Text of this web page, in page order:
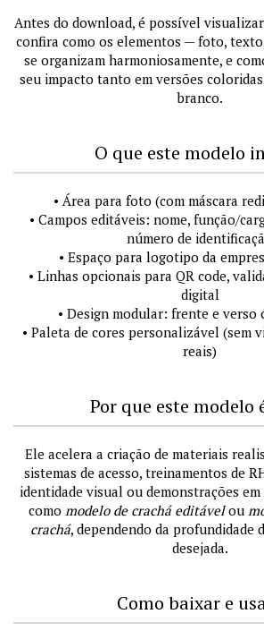
Antes do download, é possível
confira como os elementos — foto,
se organizam harmoniosamente, e
seu impacto tanto em versões
branco.
O que este modelo
• Área para foto (com máscara
• Campos editáveis: nome, função/
número de
• Espaço para logotipo da
• Linhas opcionais para QR code,
digital
• Design modular: frente e verso
• Paleta de cores personalizável (sem
reais)
Por que este modelo
Ele acelera a criação de materiais
sistemas de acesso, treinamentos de
identidade visual ou demonstrações
como modelo de crachá editávelou
crachá, dependendo da profundidade
desejada.
Como baixar e